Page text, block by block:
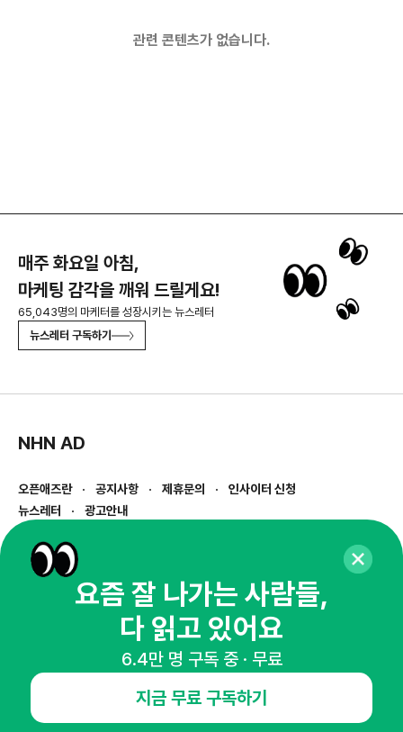
관련 콘텐츠가 없습니다.
매주 화요일 아침,
마케팅 감각을 깨워 드릴게요!
65,043명의 마케터를 성장시키는 뉴스레터
뉴스레터 구독하기
NHN AD
오픈애즈란 공지사항 제휴문의
인사이터 신청
뉴스레터
광고안내
경기도 성남시 분당구 대왕판교로645번길 16
사업자등록번호 : 144-81-27690(
통신판매업신고번호 : 2014-경기성남-1023
호스팅서비스사업자 : 오픈애즈
1800-2198
openads@openads.co.kr
이용약관
요즘 잘 나가는 사람들,
다 읽고 있어요
6.4만 명 구독 중 · 무료
지금 무료 구독하기